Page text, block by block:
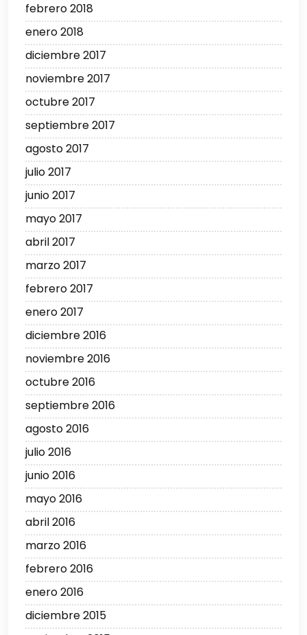
febrero 2018
enero 2018
diciembre 2017
noviembre 2017
octubre 2017
septiembre 2017
agosto 2017
julio 2017
junio 2017
mayo 2017
abril 2017
marzo 2017
febrero 2017
enero 2017
diciembre 2016
noviembre 2016
octubre 2016
septiembre 2016
agosto 2016
julio 2016
junio 2016
mayo 2016
abril 2016
marzo 2016
febrero 2016
enero 2016
diciembre 2015